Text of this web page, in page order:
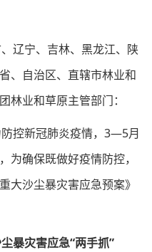
辽宁、吉林、黑龙江、陕
、自治区、直辖市林业和
林业和草原主管部门：
控新冠肺炎疫情，3—5月
为确保既做好疫情防控，
大沙尘暴灾害应急预案》
暴灾害应急“两手抓”